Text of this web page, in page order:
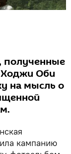
полученные
Ходжи Оби
на мысль о
кампанию